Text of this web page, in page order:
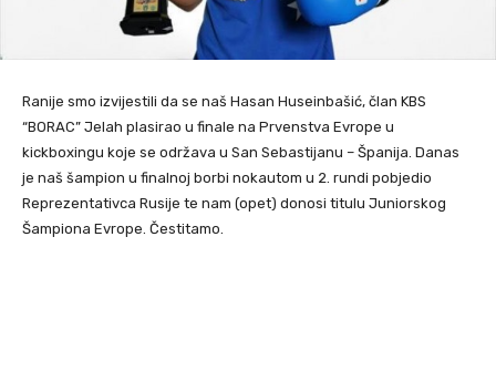
Ranije smo izvijestili da se naš Hasan Huseinbašić, član KBS
“BORAC” Jelah plasirao u finale na Prvenstva Evrope u
kickboxingu koje se održava u San Sebastijanu – Španija. Danas
je naš šampion u finalnoj borbi nokautom u 2. rundi pobjedio
Reprezentativca Rusije te nam (opet) donosi titulu Juniorskog
Šampiona Evrope. Čestitamo.